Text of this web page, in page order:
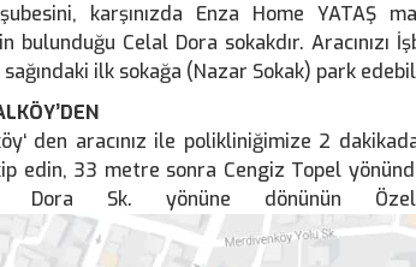
karşınızda Enza Home YATAŞ
bulunduğu Celal Dora sokakdır. Aracınızı
ilk sokağa (Nazar Sokak) park
den aracınız ile polikliniğimize 2
edin, 33 metre sonra Cengiz Topel
Dora Sk. yönüne dönünün Özel